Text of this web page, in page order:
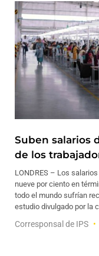
Suben salarios
de los
LONDRES – Los
nueve por ciento en
todo el mundo sufrían
estudio divulgado por la
Corresponsal de IPS